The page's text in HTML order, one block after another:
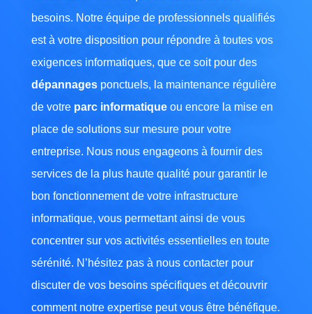
besoins. Notre équipe de professionnels qualifiés
est à votre disposition pour répondre à toutes vos
exigences informatiques, que ce soit pour des
dépannagesponctuels, la maintenance régulière
de votre parc informatiqueou encore la mise en
place de solutions sur mesure pour votre
entreprise. Nous nous engageons à fournir des
services de la plus haute qualité pour garantir le
bon fonctionnement de votre infrastructure
informatique, vous permettant ainsi de vous
concentrer sur vos activités essentielles en toute
sérénité. N’hésitez pas à nous contacter pour
discuter de vos besoins spécifiques et découvrir
comment notre expertise peut vous être bénéfique.